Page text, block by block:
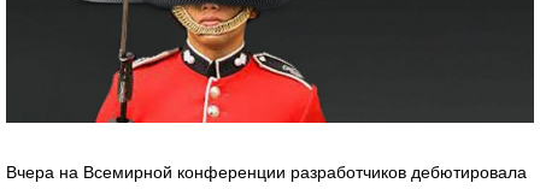
Вчера на Всемирной конференции разработчиков дебютировала